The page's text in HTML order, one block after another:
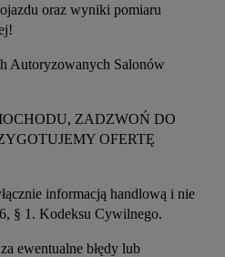
oraz wyniki pomiaru
Autoryzowanych Salonów
ZADZWOŃ DO
OFERTĘ
informacją handlową i nie
§ 1. Kodeksu Cywilnego.
ewentualne błędy lub